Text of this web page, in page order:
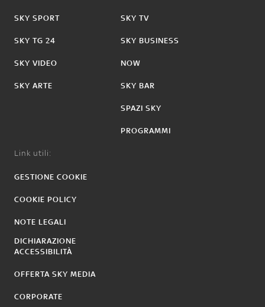
SKY SPORT
SKY TG 24
SKY VIDEO
SKY ARTE
SKY TV
SKY BUSINESS
NOW
SKY BAR
SPAZI SKY
PROGRAMMI
Link utili:
GESTIONE COOKIE
COOKIE POLICY
NOTE LEGALI
DICHIARAZIONE
ACCESSIBILITÀ
OFFERTA SKY MEDIA
CORPORATE